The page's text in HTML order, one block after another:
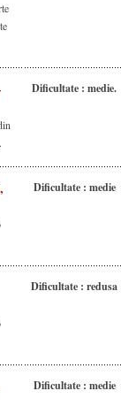
Dificultate : medie.
Dificultate : medie
Dificultate : redusa
Dificultate : medie